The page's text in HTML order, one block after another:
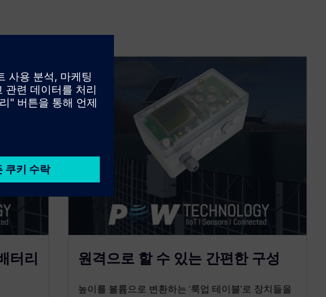
터리
원격으로 할 수 있는 간편한 구성
높이를 볼륨으로 변환하는 '룩업 테이블'로 장치들을